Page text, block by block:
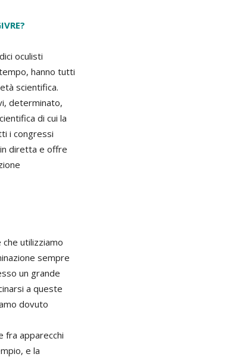
oculisti
hanno tutti
scientifica.
determinato,
di cui la
i congressi
in diretta e offre
utilizziamo
sempre
un grande
a queste
dovuto
fra apparecchi
e la